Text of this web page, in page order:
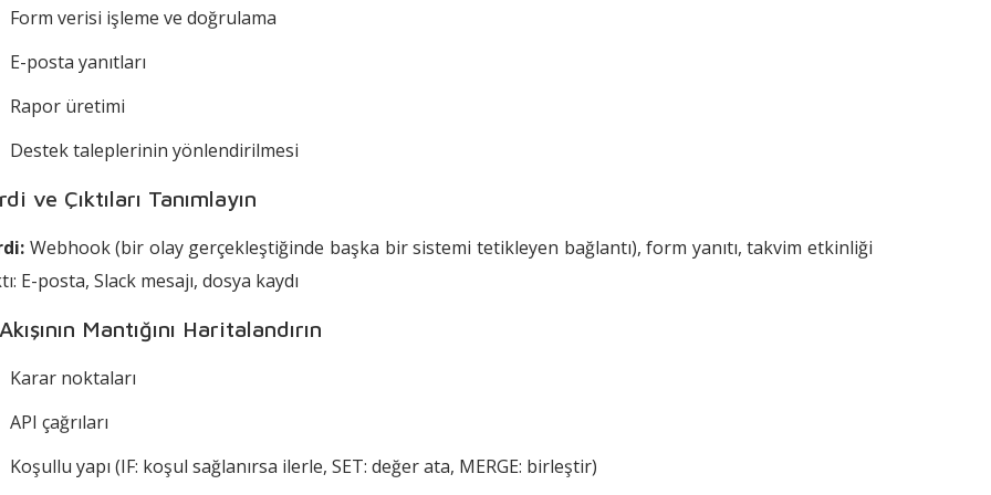
Form verisi işleme ve doğrulama
E-posta yanıtları
Rapor üretimi
Destek taleplerinin yönlendirilmesi
ve Çıktıları Tanımlayın
Webhook (bir olay gerçekleştiğinde başka bir sistemi tetikleyen bağlantı), form yanıtı, takvim etkinliği
E-posta, Slack mesajı, dosya kaydı
Mantığını Haritalandırın
Karar noktaları
API çağrıları
Koşullu yapı (IF: koşul sağlanırsa ilerle, SET: değer ata, MERGE: birleştir)